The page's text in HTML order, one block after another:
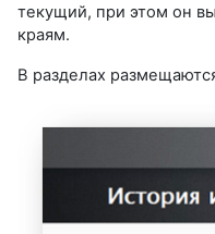
текущий, при этом он
краям.
В разделах